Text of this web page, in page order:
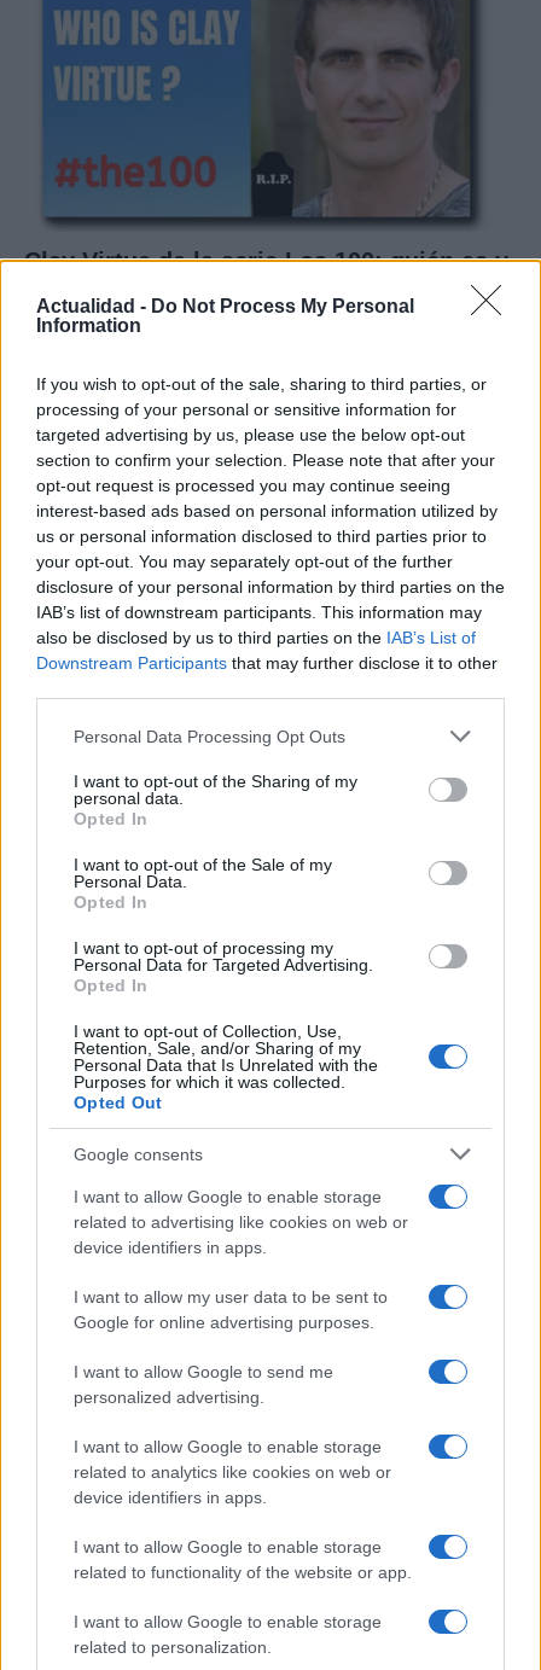
Actualidad - Do Not Process My Personal
Information
If you wish to opt-out of the sale, sharing to third parties, or
processing of your personal or sensitive information for
targeted advertising by us, please use the below opt-out
section to confirm your selection. Please note that after your
opt-out request is processed you may continue seeing
interest-based ads based on personal information utilized by
us or personal information disclosed to third parties prior to
your opt-out. You may separately opt-out of the further
disclosure of your personal information by third parties on the
IAB’s list of downstream participants. This information may
also be disclosed by us to third parties on the IAB’s List of
Downstream Participants that may further disclose it to other
Please note that this website/app uses one or more Google
not limited to your visit or usage behaviour. You may click to
grant or deny consent to Google and its third-party tags to
use your data for below specified purposes in below Google
consent section.
Personal Data Processing Opt Outs
I want to opt-out of the Sharing of my
personal data.
Opted In
I want to opt-out of the Sale of my
Personal Data.
Opted In
I want to opt-out of processing my
Personal Data for Targeted Advertising.
Opted In
I want to opt-out of Collection, Use,
Retention, Sale, and/or Sharing of my
Personal Data that Is Unrelated with the
Purposes for which it was collected.
Opted Out
Google consents
I want to allow Google to enable storage
related to advertising like cookies on web or
device identifiers in apps.
I want to allow my user data to be sent to
Google for online advertising purposes.
I want to allow Google to send me
personalized advertising.
I want to allow Google to enable storage
related to analytics like cookies on web or
device identifiers in apps.
I want to allow Google to enable storage
related to functionality of the website or app.
I want to allow Google to enable storage
related to personalization.
Clay Virtue de la serie Los 100: quién es y
qué le sucedió
La biografía de Clay Virtue, trabajador que murió…
GENTE
El notable cambio físico de Isabel Díaz
Ayuso
En su regreso al trabajo al frente de…
¿Quién es Chad Boyce?: cómo murió
La biografía de Chad Boyce que había muerto…
GENTE
Hijo de Javier Gutiérrez: un campeón con
capacidades especiales
El hijo del actor Javier Gutiérrez, es Mateo,…